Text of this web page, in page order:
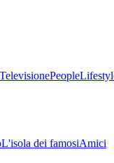
TelevisionePeople
L'isola dei famosiAmici